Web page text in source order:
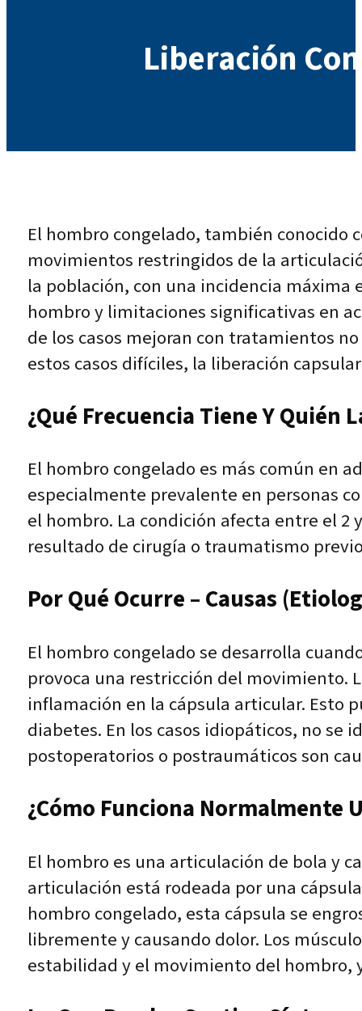
Liberación
El hombro congelado, también conocido
movimientos restringidos de la
la población, con una incidencia máxima
hombro y limitaciones significativas en
de los casos mejoran con tratamientos
estos casos difíciles, la liberación
¿Qué Frecuencia Tiene Y Quién
El hombro congelado es más común en
especialmente prevalente en personas
el hombro. La condición afecta entre el 2
resultado de cirugía o traumatismo
Por Qué Ocurre – Causas
El hombro congelado se desarrolla
provoca una restricción del movimiento.
inflamación en la cápsula articular. Esto
diabetes. En los casos idiopáticos, no se
postoperatorios o postraumáticos son
¿Cómo Funciona Normalmente
El hombro es una articulación de bola y
articulación está rodeada por una
hombro congelado, esta cápsula se
libremente y causando dolor. Los
estabilidad y el movimiento del hombro,